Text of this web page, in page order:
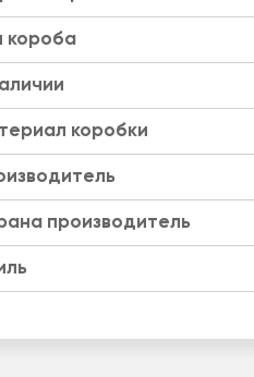
короба
коробки
производитель